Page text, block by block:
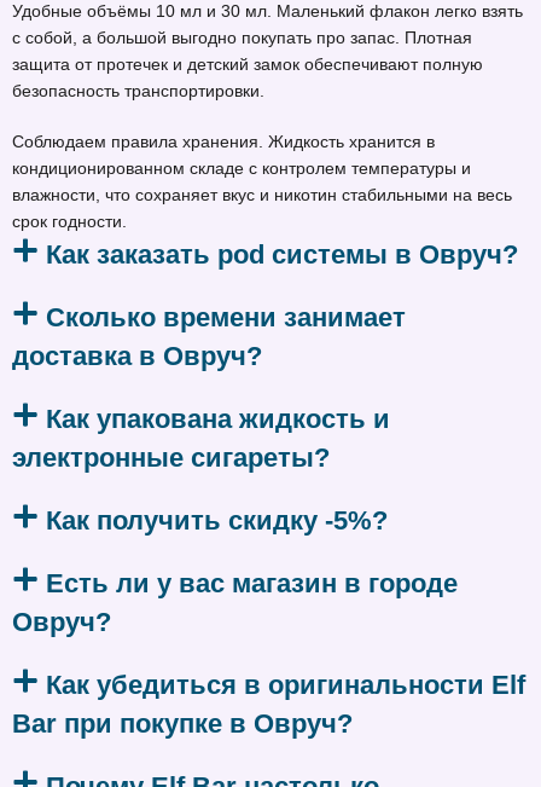
Удобные объёмы 10 мл и 30 мл. Маленький флакон легко взять
с собой, а большой выгодно покупать про запас. Плотная
защита от протечек и детский замок обеспечивают полную
безопасность транспортировки.
Соблюдаем правила хранения. Жидкость хранится в
кондиционированном складе с контролем температуры и
влажности, что сохраняет вкус и никотин стабильными на весь
срок годности.
Как заказать pod системы в Овруч?
Сколько времени занимает
доставка в Овруч?
Как упакована жидкость и
электронные сигареты?
Как получить скидку -5%?
Есть ли у вас магазин в городе
Овруч?
Как убедиться в оригинальности Elf
Bar при покупке в Овруч?